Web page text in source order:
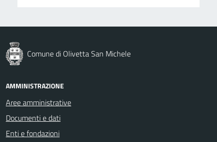
Comune di Olivetta San Michele
AMMINISTRAZIONE
Aree amministrative
Documenti e dati
Enti e fondazioni